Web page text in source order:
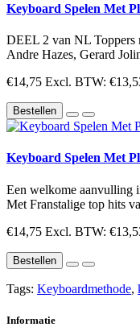
Keyboard Spelen Met
DEEL 2 van NL Toppers
Andre Hazes, Gerard
€14,75 Excl. BTW:
Bestellen
Keyboard Spelen Met
Een welkome aanvulling
Met Franstalige top hits
€14,75 Excl. BTW:
Bestellen
Tags: Keyboardmethode,
Informatie